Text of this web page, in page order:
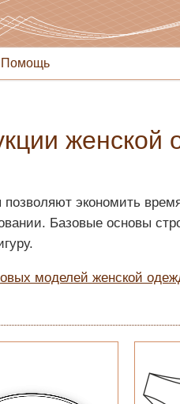
Помощь
женской
экономить
Базовые основы
моделей женской